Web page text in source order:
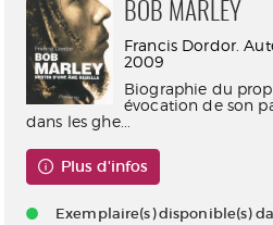
BOB MARLEY
Francis Dordor.
2009
Biographie du
évocation de son
dans les ghe...
Plus d'infos
Exemplaire(s) disponible(s)